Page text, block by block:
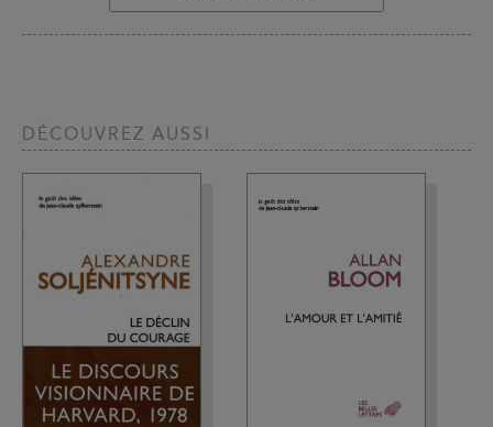
DÉCOUVREZ AUSSI